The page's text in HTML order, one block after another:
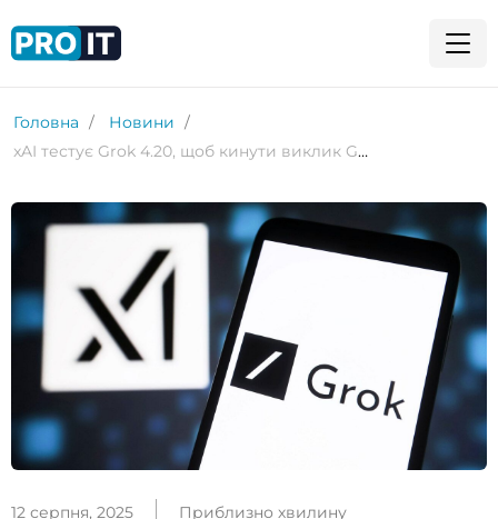
Головна
Новини
xAI тестує Grok 4.20, щоб кинути виклик GPT-5 — реліз можливий уже цього місяця
12 серпня, 2025 Приблизно хвилину